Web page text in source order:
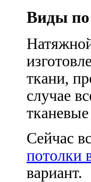
Виды по
ткани,
случае
Сейчас
потолки
вариант.